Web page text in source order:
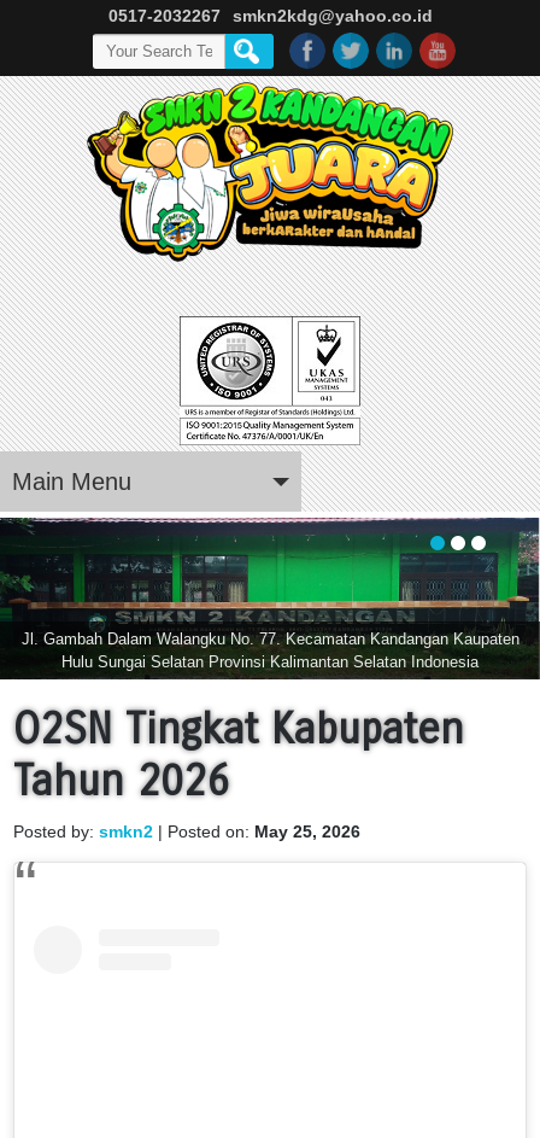
0517-2032267 smkn2kdg@yahoo.co.id
Main Menu
Jl. Gambah Dalam Walangku No. 77. Kecamatan Kandangan Kaupaten
Hulu Sungai Selatan Provinsi Kalimantan Selatan Indonesia
O2SN Tingkat Kabupaten
Tahun 2026
Posted by:smkn2 | Posted on: May 25, 2026